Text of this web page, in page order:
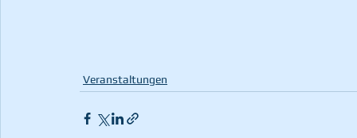
Veranstaltungen